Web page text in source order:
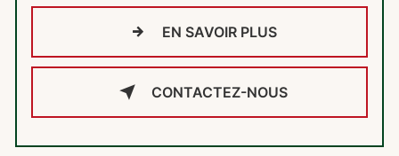
EN SAVOIR PLUS
CONTACTEZ-NOUS